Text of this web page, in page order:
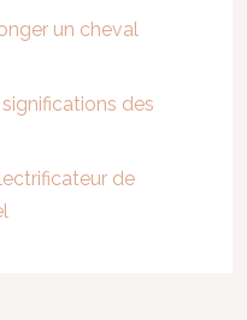
un cheval
des
de